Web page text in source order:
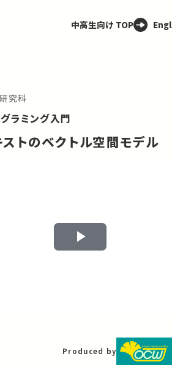
中高生向け TOP
究科
ラミング入門
トのベクトル空間モデル
Play
Produced by